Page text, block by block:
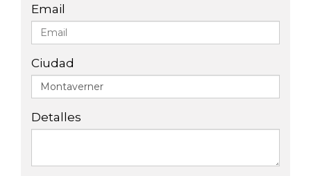
Email
Ciudad
Detalles